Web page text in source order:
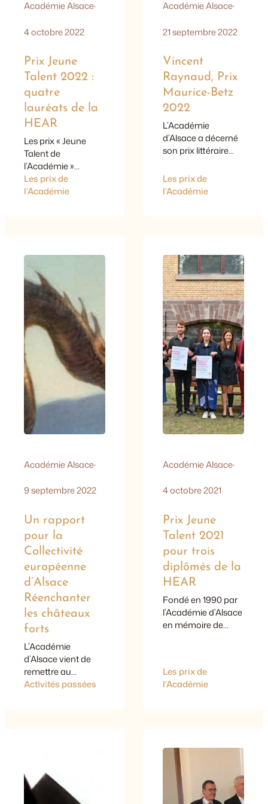
Académie Alsace·
4 octobre 2022
Prix Jeune
Talent 2022 :
quatre
lauréats de la
HEAR
Les prix « Jeune
Talent de
l’Académie »
montent en
puissance en 2022 :
lauréats au lieu de 3,
choisis le 24 juin
parmi les diplômés
de l’année de la
Haute école des
arts du Rhin
(Strasbourg et
Mulhouse) : Camille
Debard, Julia
Frechette,…
Les prix de
l’Académie
Académie Alsace·
21 septembre 2022
Vincent
Raynaud, Prix
Maurice-Betz
2022
L’Académie
d’Alsace a décerné
son prix littéraire
spécialisé dans la
traduction, au
notamment traduit
de l’italien l’œuvre
de Roberto Saviano
(dont le fameux «
Gomorra », plongée
hallucinée dans les
entrailles de la
Mafia). Le prix lui a
été remis le 1er
octobre à…
Les prix de
l’Académie
Académie Alsace·
9 septembre 2022
Un rapport
pour la
Collectivité
européenne
d’Alsace
Réenchanter
les châteaux
forts
L’Académie
d’Alsace vient de
remettre au
président de la
d’agoras publiques,
de questionnaires
et d’un travail de
Activités passées
Académie Alsace·
4 octobre 2021
Prix Jeune
Talent 2021
pour trois
diplômés de la
HEAR
Fondé en 1990 par
l’Académie d’Alsace
en mémoire de
gravés des œuvres
majeures de la
Jeune Talent de
l’Académie
s’attache à identifier
et encourager des
talents émergents
Les prix de
l’Académie